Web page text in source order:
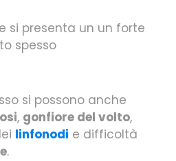
si presenta un un forte
spesso
si possono anche
, gonfiore del volto,
linfonodi e difficoltà
.